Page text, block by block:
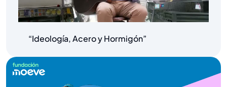
“Ideología, Acero y Hormigón”